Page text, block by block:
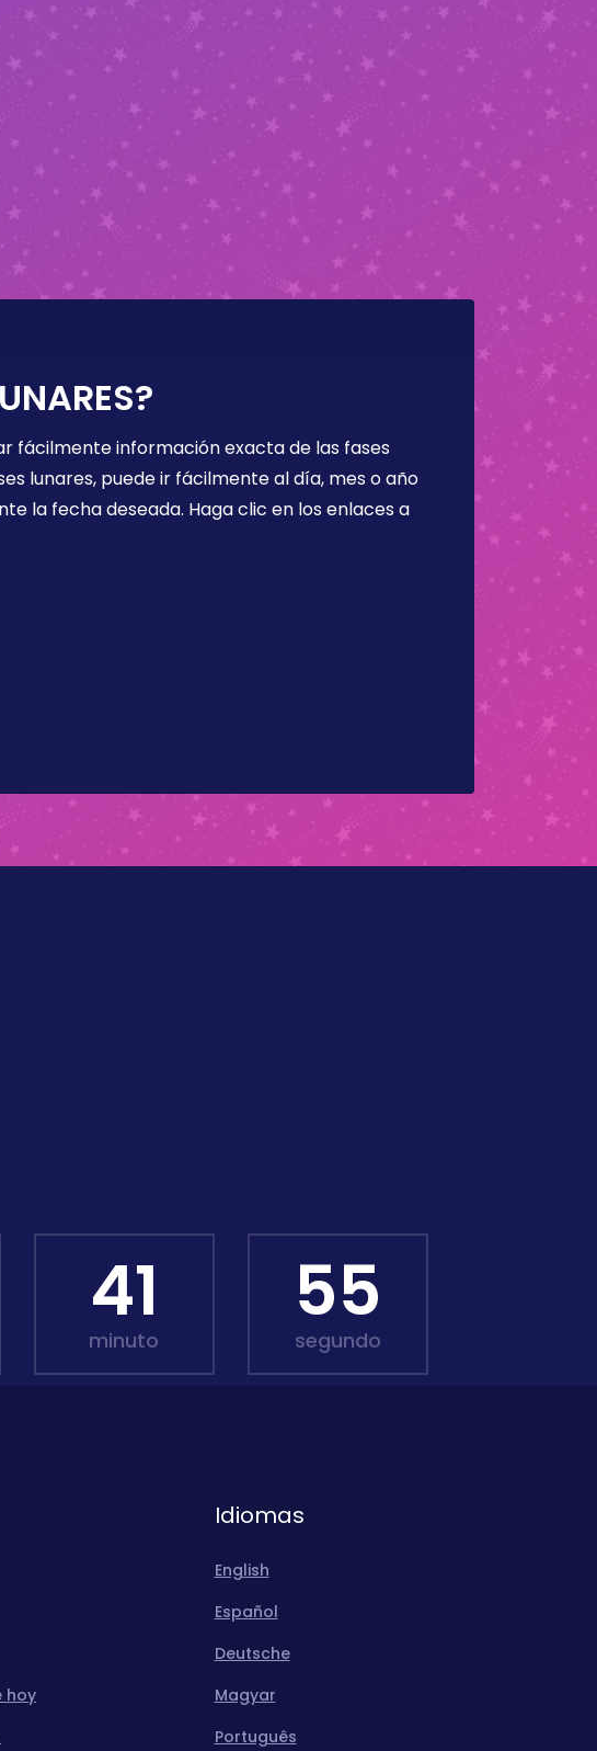
fácilmente información exacta de las fases
lunares, puede ir fácilmente al día, mes o año
la fecha deseada. Haga clic en los enlaces a
41
minuto
54
segundo
hoy
Idiomas
English
Español
Deutsche
Magyar
Português